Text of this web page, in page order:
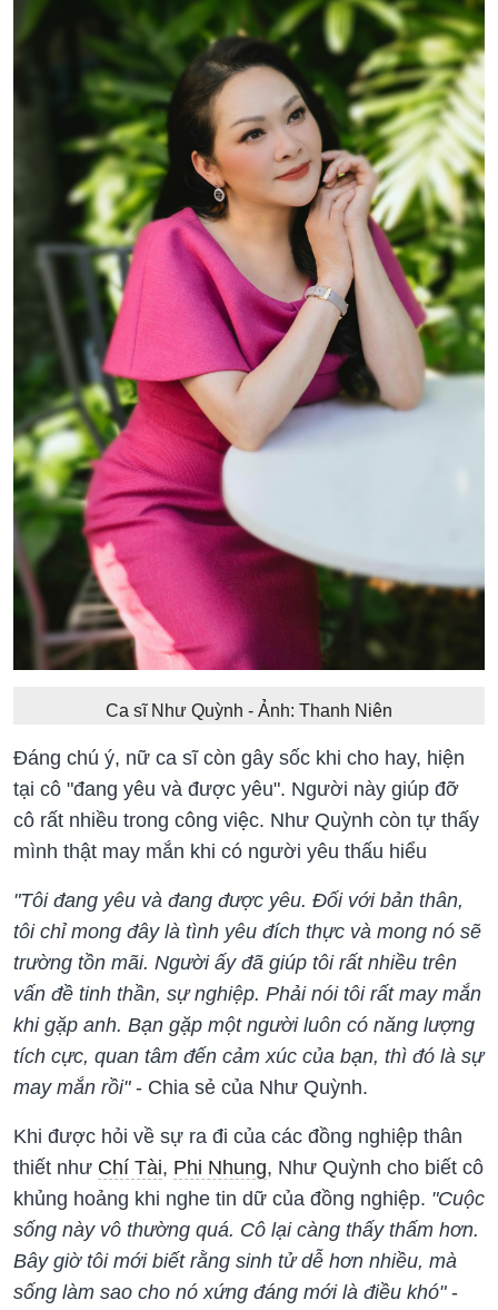
Ca sĩ Như Quỳnh - Ảnh: Thanh Niên
Đáng chú ý, nữ ca sĩ còn gây sốc khi cho hay, hiện
tại cô "đang yêu và được yêu". Người này giúp đỡ
cô rất nhiều trong công việc. Như Quỳnh còn tự thấy
mình thật may mắn khi có người yêu thấu hiểu
"Tôi đang yêu và đang được yêu. Đối với bản thân,
tôi chỉ mong đây là tình yêu đích thực và mong nó sẽ
trường tồn mãi. Người ấy đã giúp tôi rất nhiều trên
vấn đề tinh thần, sự nghiệp. Phải nói tôi rất may mắn
khi gặp anh. Bạn gặp một người luôn có năng lượng
tích cực, quan tâm đến cảm xúc của bạn, thì đó là sự
may mắn rồi"- Chia sẻ của Như Quỳnh.
Khi được hỏi về sự ra đi của các đồng nghiệp thân
thiết như Chí Tài, Phi Nhung, Như Quỳnh cho biết cô
khủng hoảng khi nghe tin dữ của đồng nghiệp. "Cuộc
sống này vô thường quá. Cô lại càng thấy thấm hơn.
Bây giờ tôi mới biết rằng sinh tử dễ hơn nhiều, mà
sống làm sao cho nó xứng đáng mới là điều khó"-